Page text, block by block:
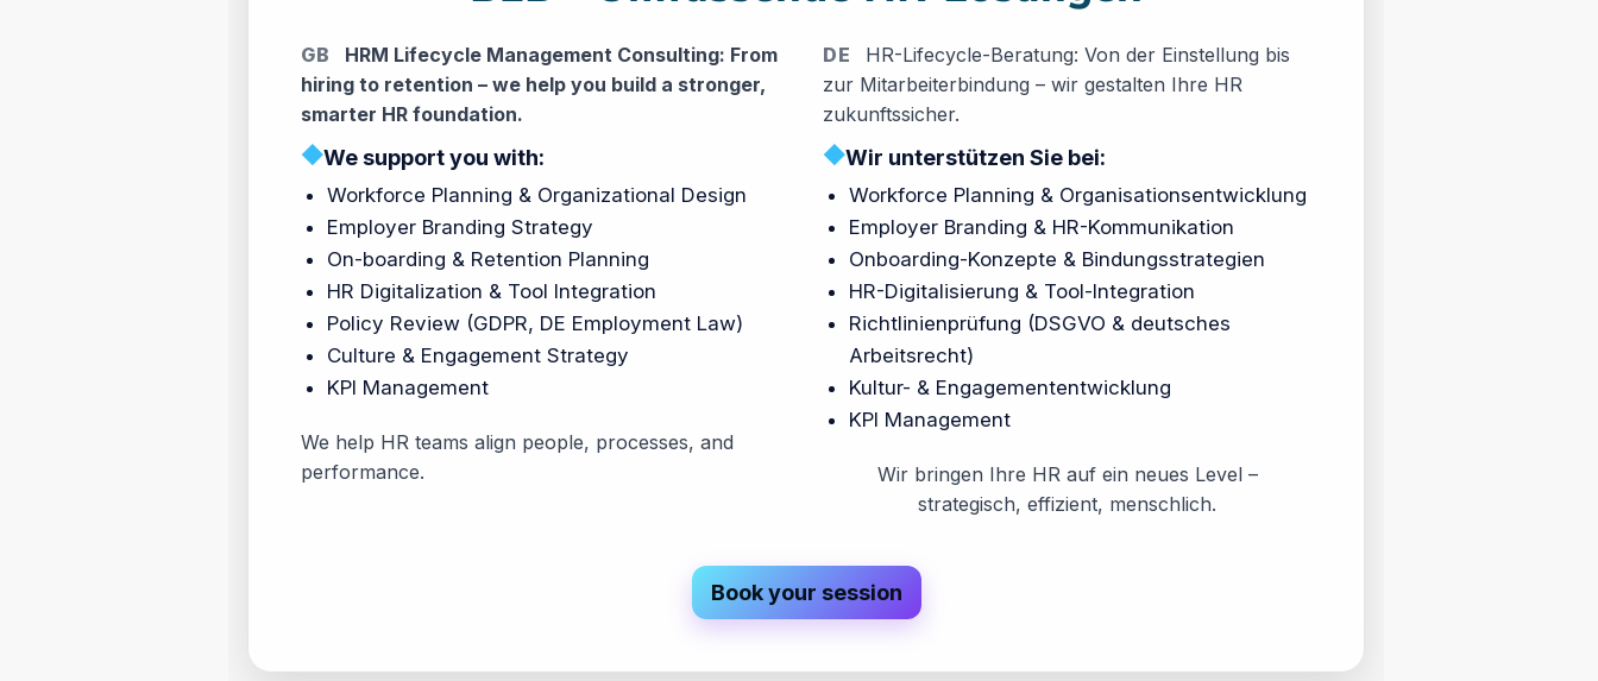
GB
HRM Lifecycle Management Consulting: From
hiring to retention – we help you build a stronger,
smarter HR foundation.
◆We support you with:
Workforce Planning & Organizational Design
Employer Branding Strategy
On-boarding & Retention Planning
HR Digitalization & Tool Integration
Policy Review (GDPR, DE Employment Law)
Culture & Engagement Strategy
KPI Management
We help HR teams align people, processes, and
performance.
DE
HR-Lifecycle-Beratung: Von der Einstellung bis
zur Mitarbeiterbindung – wir gestalten Ihre HR
zukunftssicher.
◆Wir unterstützen Sie bei:
Workforce Planning & Organisationsentwicklung
Employer Branding & HR-Kommunikation
Onboarding-Konzepte & Bindungsstrategien
HR-Digitalisierung & Tool-Integration
Richtlinienprüfung (DSGVO & deutsches
Arbeitsrecht)
Kultur- & Engagemententwicklung
KPI Management
Wir bringen Ihre HR auf ein neues Level –
strategisch, effizient, menschlich.
Book your session